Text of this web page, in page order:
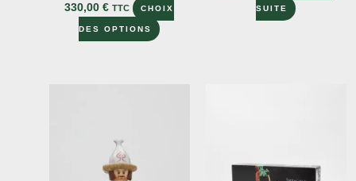
330,00€ TTC CHOIX
DES OPTIONS
Ce
SUITE